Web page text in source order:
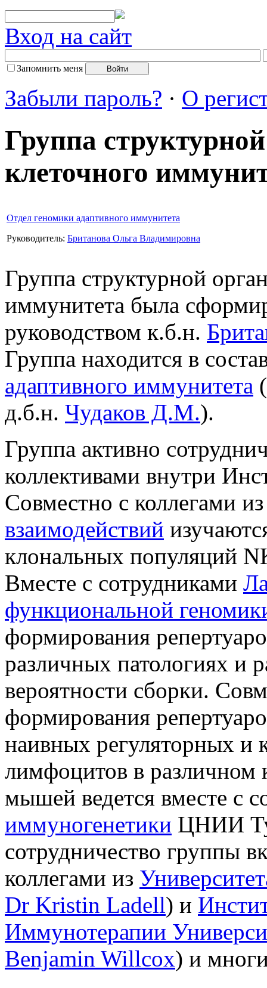
Вход на сайт
Запомнить меня
Забыли пароль? · О
Группа
клеточного
Отдел геномики адаптивного иммунитета
Руководитель: Британова Ольга Владимировна
Группа структурной
иммунитета была
руководством к.б.н.
Группа находится в
адаптивного иммунитета
д.б.н. Чудаков Д.М.).
Группа активно
коллективами внутри
Совместно с коллегами
взаимодействий
клональных популяций
Вместе с сотрудниками
функциональной
формирования
различных патологиях и
вероятности сборки.
формирования
наивных регуляторных и
лимфоцитов в различном
мышей ведется вместе с
иммуногенетики ЦНИИ
сотрудничество группы
коллегами из
Dr Kristin Ladell) и
Иммунотерапии
Benjamin Willcox) и